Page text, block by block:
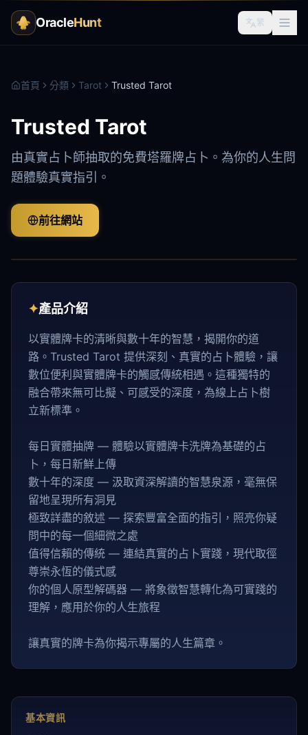
OracleHunt 繁
首頁 分類 Tarot Trusted Tarot
Trusted Tarot
由真實占卜師抽取的免費塔羅牌占卜。為你的人生問
題體驗真實指引。
前往網站
✦產品介紹
以實體牌卡的清晰與數十年的智慧，揭開你的道
路。Trusted Tarot 提供深刻、真實的占卜體驗，讓
數位便利與實體牌卡的觸感傳統相遇。這種獨特的
融合帶來無可比擬、可感受的深度，為線上占卜樹
立新標準。
每日實體抽牌 — 體驗以實體牌卡洗牌為基礎的占
卜，每日新鮮上傳
數十年的深度 — 汲取資深解讀的智慧泉源，毫無保
留地呈現所有洞見
極致詳盡的敘述 — 探索豐富全面的指引，照亮你疑
問中的每一個細微之處
值得信賴的傳統 — 連結真實的占卜實踐，現代取徑
尊崇永恆的儀式感
你的個人原型解碼器 — 將象徵智慧轉化為可實踐的
理解，應用於你的人生旅程
讓真實的牌卡為你揭示專屬的人生篇章。
基本資訊